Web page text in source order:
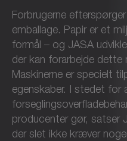
Forbrugerne
emballage. Papir er et
formål – og JASA
der kan forarbejde dette
Maskinerne er specielt
egenskaber. I stedet for
producenter gør, satser
der slet ikke kræver